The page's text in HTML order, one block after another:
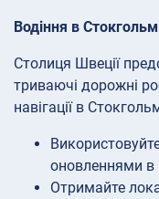
Водіння в
Столиця Швеції
триваючі дорожні
навігації в
оновленнями в
Отримайте